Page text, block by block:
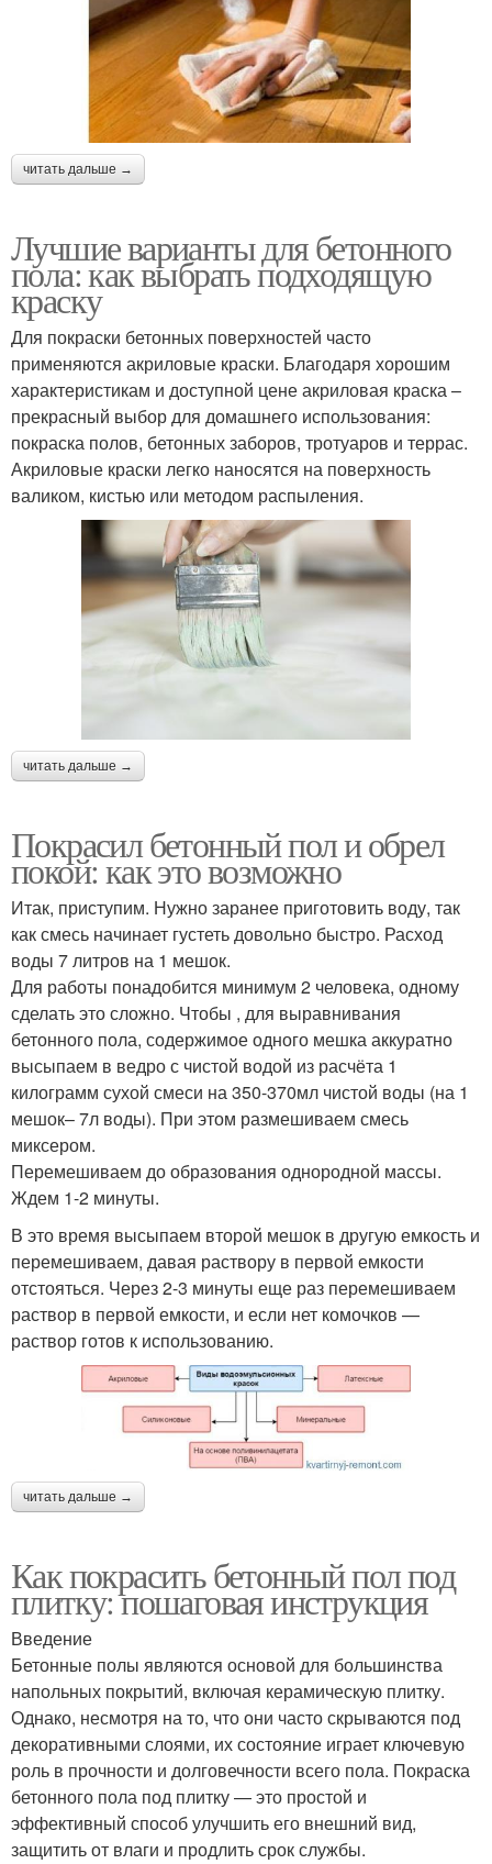
читать дальше →
Лучшие варианты для бетонного
пола: как выбрать подходящую
краску
Для покраски бетонных поверхностей часто
применяются акриловые краски. Благодаря хорошим
характеристикам и доступной цене акриловая краска –
прекрасный выбор для домашнего использования:
покраска полов, бетонных заборов, тротуаров и террас.
Акриловые краски легко наносятся на поверхность
валиком, кистью или методом распыления.
читать дальше →
Покрасил бетонный пол и обрел
покой: как это возможно
Итак, приступим. Нужно заранее приготовить воду, так
как смесь начинает густеть довольно быстро. Расход
воды 7 литров на 1 мешок.
Для работы понадобится минимум 2 человека, одному
сделать это сложно. Чтобы , для выравнивания
бетонного пола, содержимое одного мешка аккуратно
высыпаем в ведро с чистой водой из расчёта 1
килограмм сухой смеси на 350-370мл чистой воды (на 1
мешок– 7л воды). При этом размешиваем смесь
миксером.
Перемешиваем до образования однородной массы.
Ждем 1-2 минуты.
В это время высыпаем второй мешок в другую емкость и
перемешиваем, давая раствору в первой емкости
отстояться. Через 2-3 минуты еще раз перемешиваем
раствор в первой емкости, и если нет комочков —
раствор готов к использованию.
читать дальше →
Как покрасить бетонный пол под
плитку: пошаговая инструкция
Введение
Бетонные полы являются основой для большинства
напольных покрытий, включая керамическую плитку.
Однако, несмотря на то, что они часто скрываются под
декоративными слоями, их состояние играет ключевую
роль в прочности и долговечности всего пола. Покраска
бетонного пола под плитку — это простой и
эффективный способ улучшить его внешний вид,
защитить от влаги и продлить срок службы.